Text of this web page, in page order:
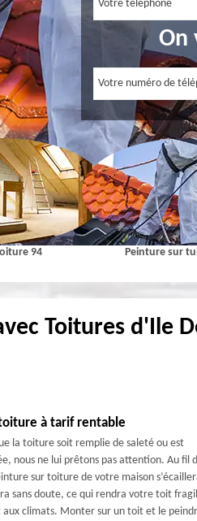
On
94 Peinture sur
Toitures d'Ile
à tarif rentable
la toiture soit remplie de saleté ou est
nous ne lui prêtons pas attention. Au fil
sur toiture de votre maison
sans doute, ce qui rendra votre toit
aux climats. Monter sur un toit et le